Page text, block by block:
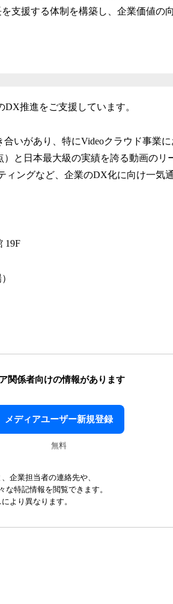
支援する体制を構築し、企業価値の
推進をご支援しています。
いがあり、特にVideoクラウド事業
）と日本最大級の実績を誇る動画のリ
ィングなど、企業のDX化に向け一気
関係者向けの情報があります
メディアユーザー新規登録
無料
企業担当者の連絡先や、
特記情報を閲覧できます。
より異なります。